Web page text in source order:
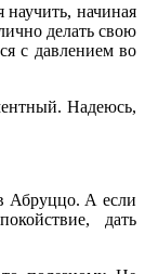
начиная
делать свою
с давлением во
Надеюсь,
Абруццо. А если
дать